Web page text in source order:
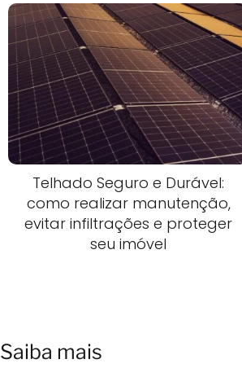
Telhado Seguro e Durável:
como realizar manutenção,
evitar infiltrações e proteger
seu imóvel
Saiba mais